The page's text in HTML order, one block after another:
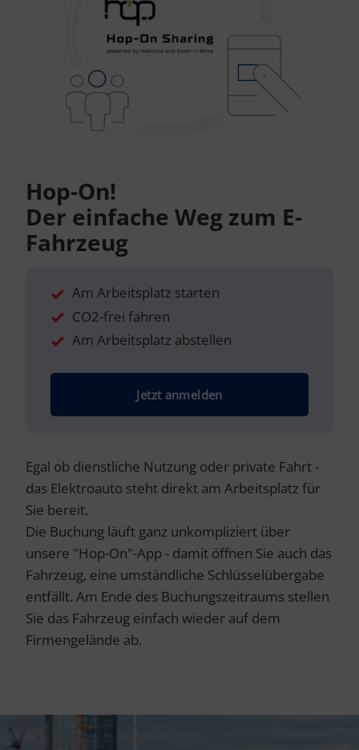
Hop-On!
Der einfache Weg zum E-
Fahrzeug
Am Arbeitsplatz starten
CO2-frei fahren
Am Arbeitsplatz abstellen
Jetzt anmelden
Egal ob dienstliche Nutzung oder private Fahrt -
das Elektroauto steht direkt am Arbeitsplatz für
Sie bereit.
Die Buchung läuft ganz unkompliziert über
unsere "Hop-On"-App - damit öffnen Sie auch das
Fahrzeug, eine umständliche Schlüsselübergabe
entfällt. Am Ende des Buchungszeitraums stellen
Sie das Fahrzeug einfach wieder auf dem
Firmengelände ab.